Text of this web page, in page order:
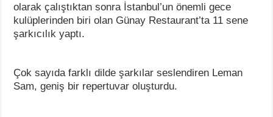
olarak çalıştıktan sonra İstanbul’un önemli gece
kulüplerinden biri olan Günay Restaurant’ta 11 sene
şarkıcılık yaptı.
Çok sayıda farklı dilde şarkılar seslendiren Leman
Sam, geniş bir repertuvar oluşturdu.